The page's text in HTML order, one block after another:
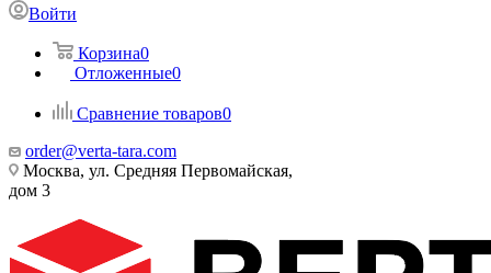
Войти
Корзина0
Отложенные0
Сравнение товаров0
order@verta-tara.com
Москва, ул. Средняя Первомайская,
дом 3